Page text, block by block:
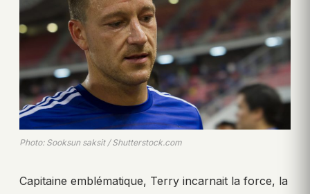
Photo: Sooksun saksit / Shutterstock.com
Capitaine emblématique, Terry incarnait la force, la